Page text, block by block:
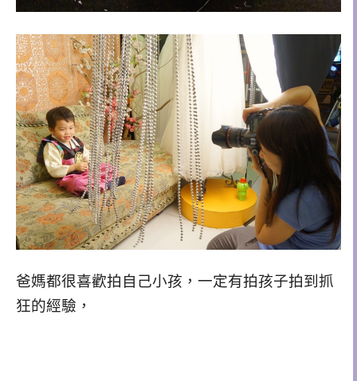
爸媽都很喜歡拍自己小孩，一定有拍孩子拍到抓
狂的經驗，